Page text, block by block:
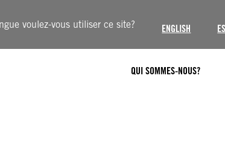
voulez-vous utiliser ce site? ENGLISH
QUI SOMMES-NOUS?